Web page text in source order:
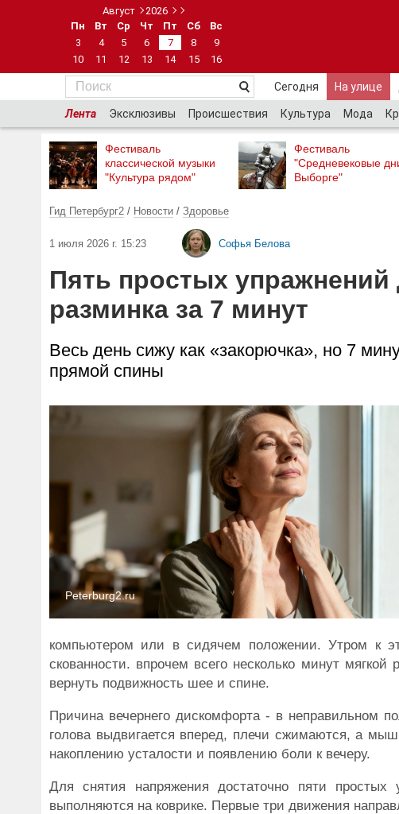
Август
2026
Пн
Вт Ср Чт Пт Сб
Вс
3
4 5 6 7 8
9
10
11 12 13 14 15 16
Сегодня На улице
Лента Эксклюзивы Происшествия Культура Мода
Фестиваль
классической музыки
"Культура рядом"
Фестиваль
"Средневековые
Выборге"
Гид Петербург2 / Новости / Здоровье
1 июля 2026 г. 15:23 Софья Белова
Пять простых
разминка за 7 минут
Весь день сижу как «закорючка», но 7
прямой спины
Peterburg2.ru
компьютером или в сидячем положении. Утром к
скованности. впрочем всего несколько минут
вернуть подвижность шее и спине.
Причина вечернего дискомфорта - в неправильном
голова выдвигается вперед, плечи сжимаются, а
накоплению усталости и появлению боли к вечеру.
Для снятия напряжения достаточно пяти
выполняются на коврике. Первые три движения